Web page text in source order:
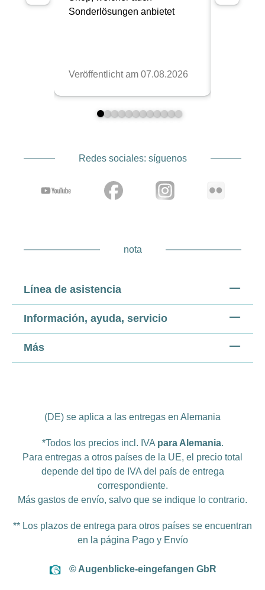
Redes sociales: síguenos
nota
Línea de asistencia
Información, ayuda, servicio
Más
(DE) se aplica a las entregas en Alemania
*Todos los precios incl. IVA para Alemania.
Para entregas a otros países de la UE, el precio total
depende del tipo de IVA del país de entrega
correspondiente.
Más gastos de envío, salvo que se indique lo contrario.
** Los plazos de entrega para otros países se encuentran
en la página Pago y Envío
© Augenblicke-eingefangen GbR